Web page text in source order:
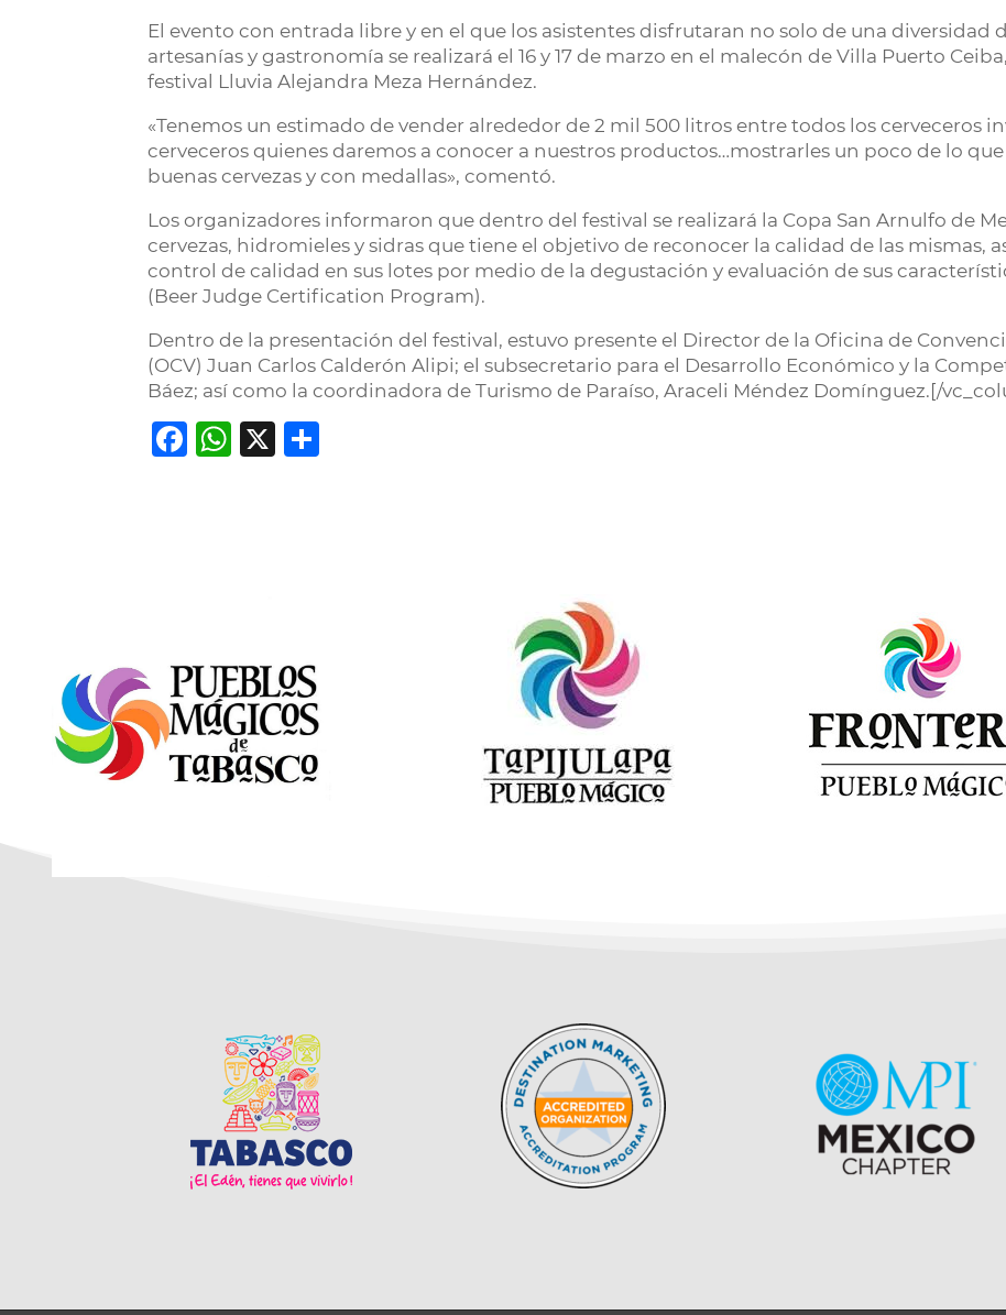
El evento con entrada libre y en el que los asistentes disfrutaran no solo de una diversidad
artesanías y gastronomía se realizará el 16 y 17 de marzo en el malecón de Villa Puerto
festival Lluvia Alejandra Meza Hernández.
«Tenemos un estimado de vender alrededor de 2 mil 500 litros entre todos los cerveceros
cerveceros quienes daremos a conocer a nuestros productos…mostrarles un poco de lo
buenas cervezas y con medallas», comentó.
Los organizadores informaron que dentro del festival se realizará la Copa San Arnulfo de
cervezas, hidromieles y sidras que tiene el objetivo de reconocer la calidad de las mismas,
control de calidad en sus lotes por medio de la degustación y evaluación de sus
(Beer Judge Certification Program).
Dentro de la presentación del festival, estuvo presente el Director de la Oficina de
(OCV) Juan Carlos Calderón Alipi; el subsecretario para el Desarrollo Económico y la
Báez; así como la coordinadora de Turismo de Paraíso, Araceli Méndez Domínguez.[/
Facebook
WhatsApp
X